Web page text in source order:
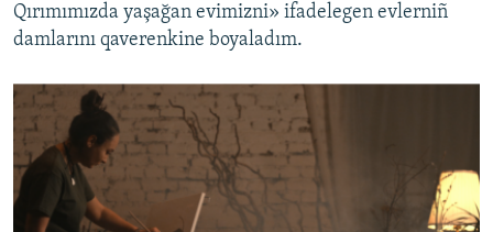
Qırımımızda yaşağan evimizni» ifadelegen evlerniñ
damlarını qaverenkine boyaladım.